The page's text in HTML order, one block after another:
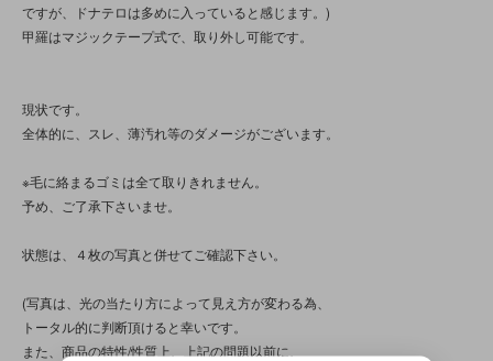
ですが、ドナテロは多めに入っていると感じます。)
甲羅はマジックテープ式で、取り外し可能です。
現状です。
全体的に、スレ、薄汚れ等のダメージがございます。
※毛に絡まるゴミは全て取りきれません。
予め、ご了承下さいませ。
状態は、４枚の写真と併せてご確認下さい。
(写真は、光の当たり方によって見え方が変わる為、
トータル的に判断頂けると幸いです。
また、商品の特性/性質上、上記の問題以前に、